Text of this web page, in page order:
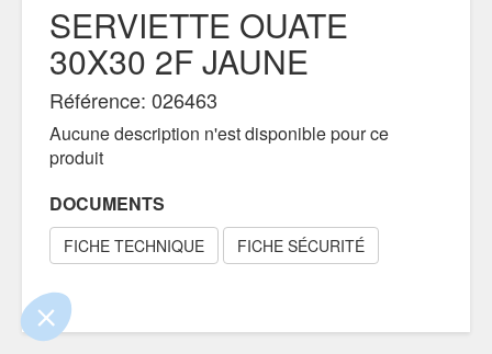
que le contenu de ce site vous intéresse
certifiés par
Je choisis OK pour moi
SERVIETTE OUATE
30X30 2F JAUNE
Référence: 026463
Aucune description n'est disponible pour ce
produit
DOCUMENTS
FICHE TECHNIQUE FICHE SÉCURITÉ